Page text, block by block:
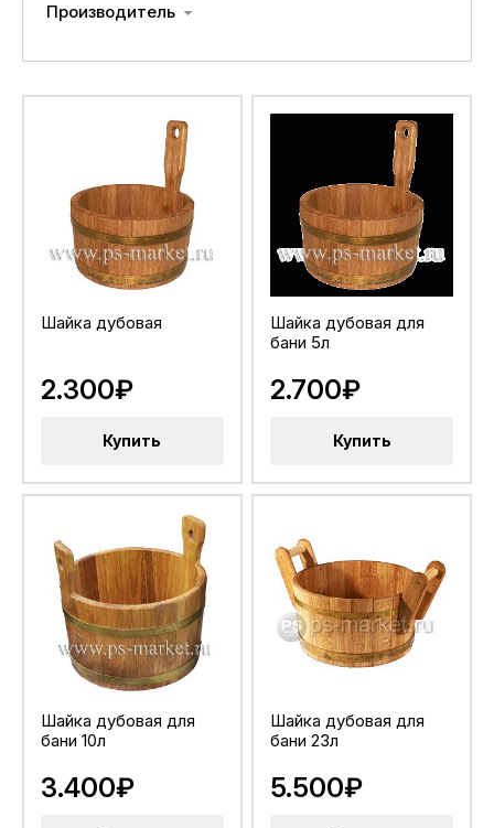
Производитель
Шайка дубовая
2.300₽
Купить
Шайка дубовая для
бани 5л
2.700₽
Купить
Шайка дубовая для
бани 10л
3.400₽
Шайка дубовая для
бани 23л
5.500₽